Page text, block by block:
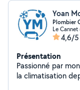
Plombier
Le
4,6/5
Présentation
Passionné par
la climatisation